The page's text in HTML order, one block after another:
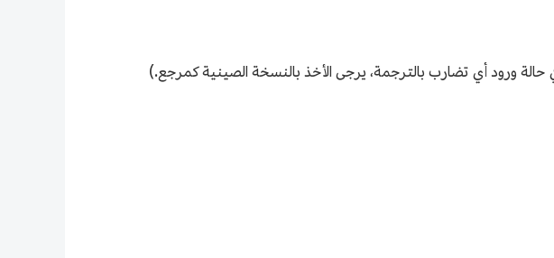
حالة ورود أي تضارب بالترجمة، يرجى الأخذ بالنسخة الصينية كمرجع.)